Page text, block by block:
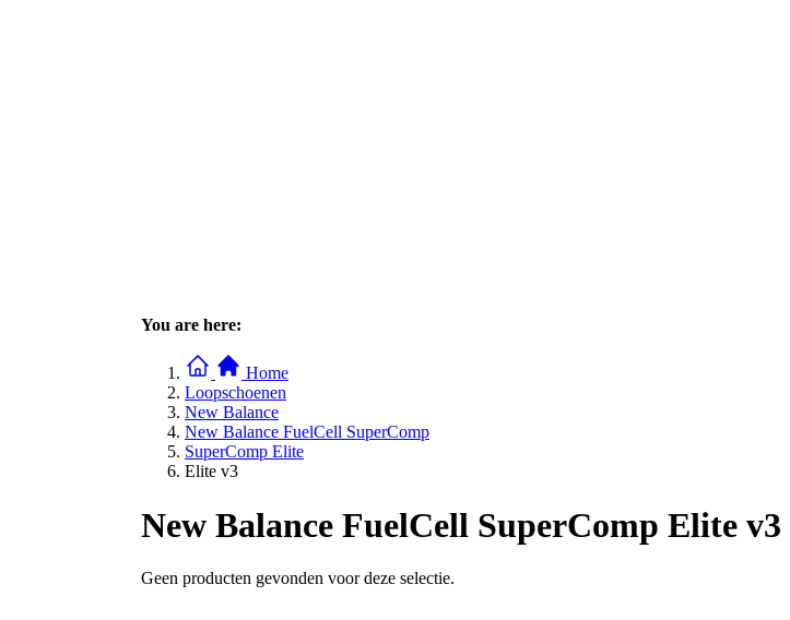
You are here:
Home
Loopschoenen
New Balance
New Balance FuelCell SuperComp
SuperComp Elite
Elite v3
New Balance FuelCell SuperComp Elite v3
Geen producten gevonden voor deze selectie.